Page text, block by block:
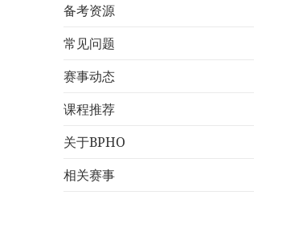
备考资源
常见问题
赛事动态
课程推荐
关于BPHO
相关赛事